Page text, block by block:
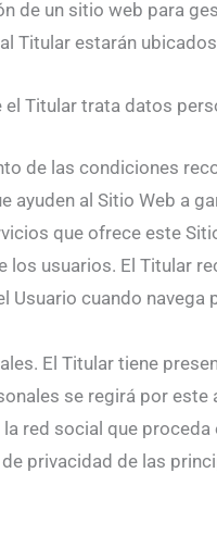
de un sitio web para
Titular estarán
Titular trata datos
de las condiciones
ayuden al Sitio Web a
que ofrece este
los usuarios. El Titular
Usuario cuando
El Titular tiene
se regirá por
red social que
privacidad de las